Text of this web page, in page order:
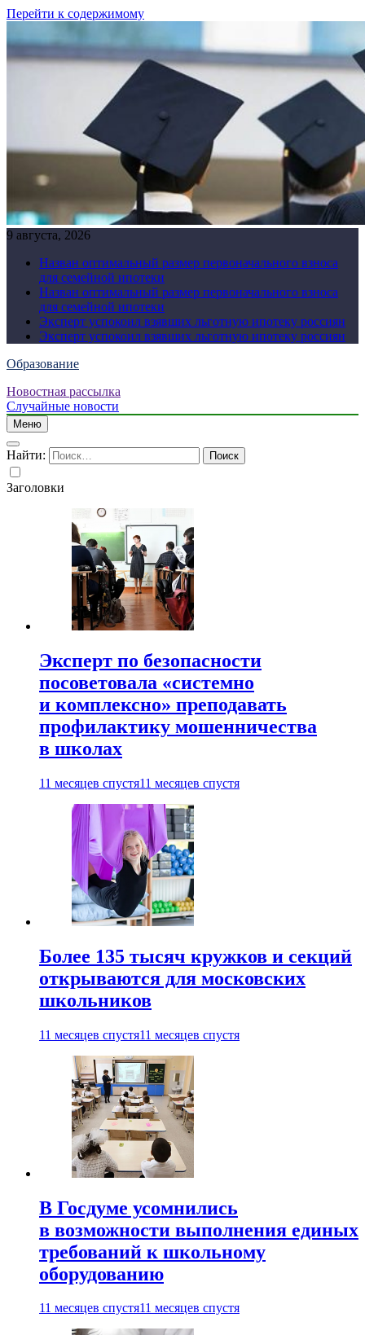
Перейти к содержимому
9 августа, 2026
Назван оптимальный размер первоначального взноса
для семейной ипотеки
Назван оптимальный размер первоначального взноса
для семейной ипотеки
Эксперт успокоил взявших льготную ипотеку россиян
Эксперт успокоил взявших льготную ипотеку россиян
Образование
Новостная рассылка
Случайные новости
Меню
Найти:
Заголовки
Эксперт по безопасности
посоветовала «системно
и комплексно» преподавать
профилактику мошенничества
в школах
11 месяцев спустя11 месяцев спустя
Более 135 тысяч кружков и секций
открываются для московских
школьников
11 месяцев спустя11 месяцев спустя
В Госдуме усомнились
в возможности выполнения единых
требований к школьному
оборудованию
11 месяцев спустя11 месяцев спустя